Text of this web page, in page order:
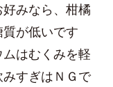
みなら、柑橘
が低いです
はむくみを軽
すぎはＮＧで